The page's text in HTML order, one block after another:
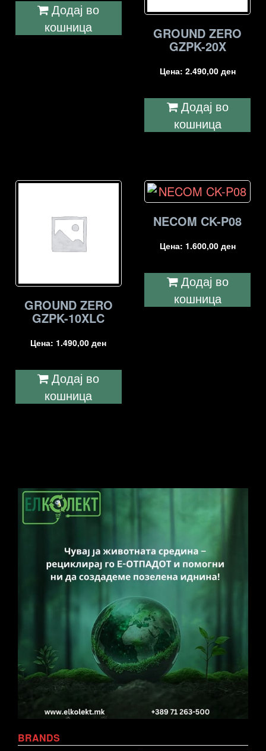
Додај во
кошница
GROUND ZERO
GZPK-20X
Цена: 2.490,00 ден
Додај во
кошница
GROUND ZERO
GZPK-10XLC
Цена: 1.490,00ден
Додај во
кошница
NECOM CK-P08
Цена: 1.600,00 ден
Додај во
кошница
BRANDS